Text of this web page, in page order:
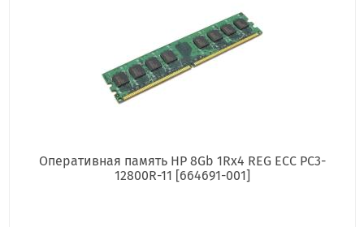
Оперативная память HP 8Gb 1Rx4 REG ECC PC3-
12800R-11 [664691-001]